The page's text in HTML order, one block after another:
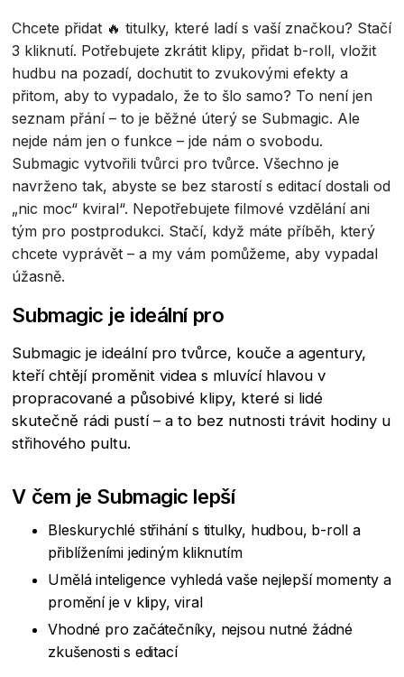
Chcete přidat 🔥 titulky, které ladí s vaší značkou? Stačí
3 kliknutí. Potřebujete zkrátit klipy, přidat b-roll, vložit
hudbu na pozadí, dochutit to zvukovými efekty a
přitom, aby to vypadalo, že to šlo samo? To není jen
seznam přání – to je běžné úterý se Submagic. Ale
nejde nám jen o funkce – jde nám o svobodu.
Submagic vytvořili tvůrci pro tvůrce. Všechno je
navrženo tak, abyste se bez starostí s editací dostali od
„nic moc“ kviral“. Nepotřebujete filmové vzdělání ani
tým pro postprodukci. Stačí, když máte příběh, který
chcete vyprávět – a my vám pomůžeme, aby vypadal
úžasně.
Submagic je ideální pro
Submagic je ideální pro tvůrce, kouče a agentury,
kteří chtějí proměnit videa s mluvící hlavou v
propracované a působivé klipy, které si lidé
skutečně rádi pustí – a to bez nutnosti trávit hodiny u
střihového pultu.
V čem je Submagic lepší
Bleskurychlé střihání s titulky, hudbou, b-roll a
přiblíženími jediným kliknutím
Umělá inteligence vyhledá vaše nejlepší momenty a
promění je v klipy, viral
Vhodné pro začátečníky, nejsou nutné žádné
zkušenosti s editací